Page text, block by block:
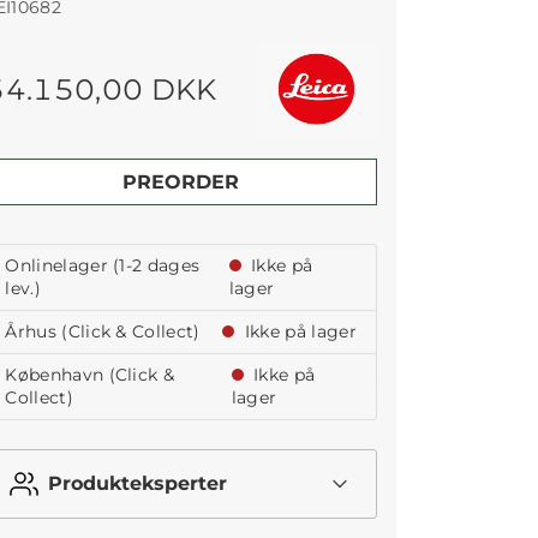
DKK
PREORDER
Onlinelager (1-2 dages
lev.)
Ikke på
lager
Århus (Click & Collect)
Ikke på lager
København (Click &
Collect)
Ikke på
lager
Produkteksperter